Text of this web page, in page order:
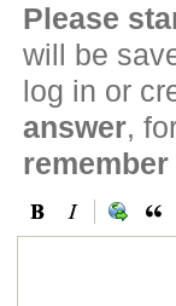
Please
will be
log in or
answer,